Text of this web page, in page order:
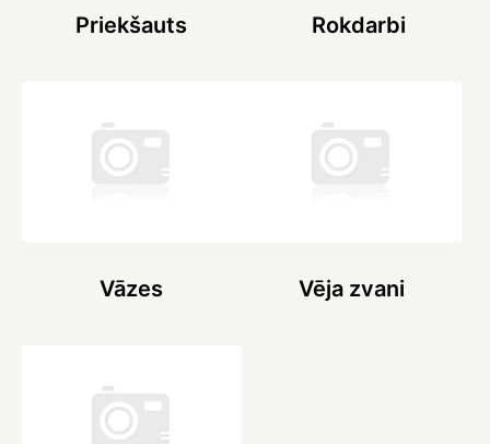
Priekšauts Rokdarbi
Vāzes Vēja zvani